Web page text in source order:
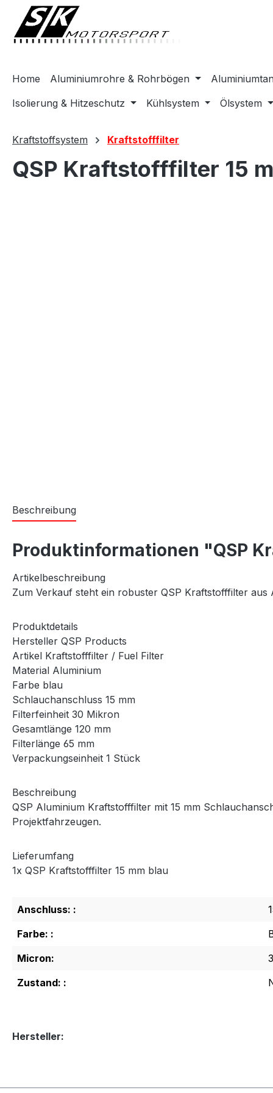
Zur Hauptnavigation springen
Home Aluminiumrohre & Rohrbögen
Isolierung & Hitzeschutz
Kühlsystem Ölsystem
Kraftstoffsystem Kraftstofffilter
QSP Kraftstofffilter 15
Beschreibung
Produktinformationen "QSP
Artikelbeschreibung
Zum Verkauf steht ein robuster QSP Kraftstofffilter
Produktdetails
Hersteller QSP Products
Artikel Kraftstofffilter / Fuel Filter
Material Aluminium
Farbe blau
Schlauchanschluss 15 mm
Filterfeinheit 30 Mikron
Gesamtlänge 120 mm
Filterlänge 65 mm
Verpackungseinheit 1 Stück
Beschreibung
QSP Aluminium Kraftstofffilter mit 15 mm
Projektfahrzeugen.
Lieferumfang
1x QSP Kraftstofffilter 15 mm blau
Anschluss: :
Farbe: :
Micron:
Zustand: :
Hersteller: